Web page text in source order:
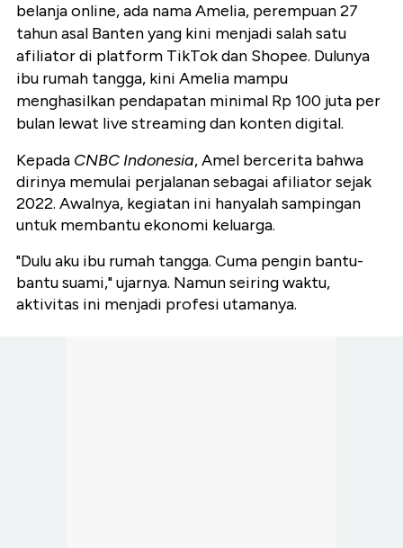
belanja online, ada nama Amelia, perempuan 27
tahun asal Banten yang kini menjadi salah satu
afiliator di platform TikTok dan Shopee. Dulunya
ibu rumah tangga, kini Amelia mampu
menghasilkan pendapatan minimal Rp 100 juta per
bulan lewat live streaming dan konten digital.
Kepada CNBC Indonesia, Amel bercerita bahwa
dirinya memulai perjalanan sebagai afiliator sejak
2022. Awalnya, kegiatan ini hanyalah sampingan
untuk membantu ekonomi keluarga.
"Dulu aku ibu rumah tangga. Cuma pengin bantu-
bantu suami," ujarnya. Namun seiring waktu,
aktivitas ini menjadi profesi utamanya.